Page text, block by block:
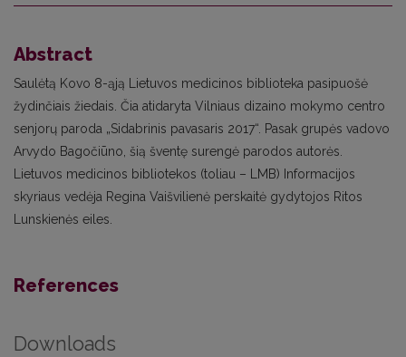
Abstract
Saulėtą Kovo 8-ąją Lietuvos medicinos biblioteka pasipuošė
žydinčiais žiedais. Čia atidaryta Vilniaus dizaino mokymo centro
senjorų paroda „Sidabrinis pavasaris 2017“. Pasak grupės vadovo
Arvydo Bagočiūno, šią šventę surengė parodos autorės.
Lietuvos medicinos bibliotekos (toliau – LMB) Informacijos
skyriaus vedėja Regina Vaišvilienė perskaitė gydytojos Ritos
Lunskienės eiles.
References
Downloads